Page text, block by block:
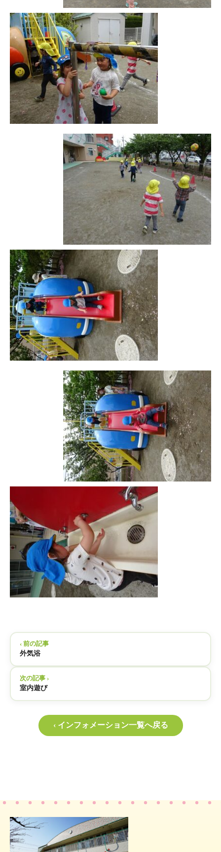
‹ 前の記事
外気浴
次の記事 ›
室内遊び
‹ インフォメーション一覧へ戻る